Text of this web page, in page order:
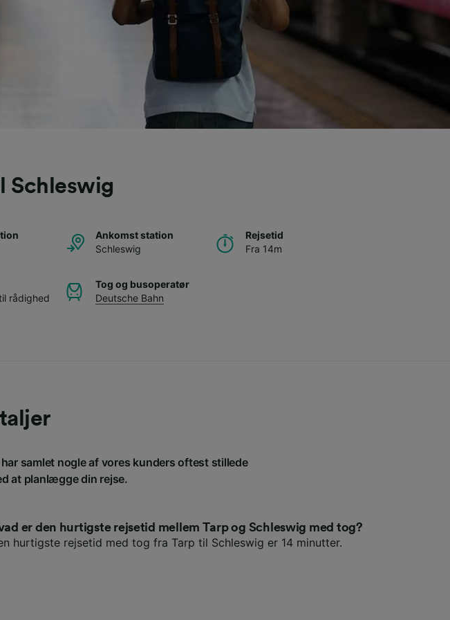
Schleswig
Ankomst station
Schleswig
Rejsetid
Fra 14m
rådighed
Tog og busoperatør
Deutsche Bahn
samlet nogle af vores kunders oftest stillede
at planlægge din rejse.
er den hurtigste rejsetid mellem Tarp og Schleswig med tog?
hurtigste rejsetid med tog fra Tarp til Schleswig er 14 minutter.